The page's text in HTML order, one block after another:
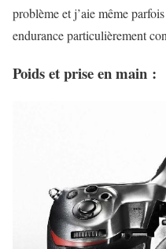
problème et j’aie même
endurance particulièrement
Poids et prise en main :